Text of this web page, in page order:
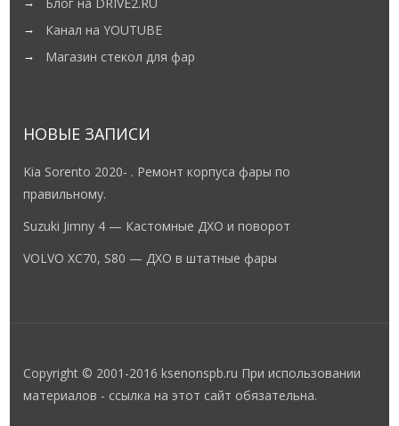
правильному.
материалов - ссылка на этот сайт обязательна.